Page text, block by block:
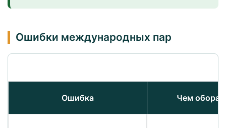
Ошибки международных пар
Ошибка Чем